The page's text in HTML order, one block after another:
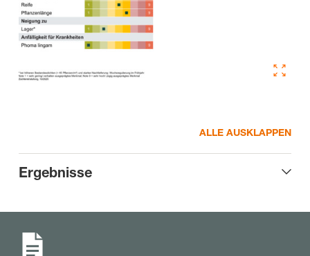
ALLE AUSKLAPPEN
Ergebnisse